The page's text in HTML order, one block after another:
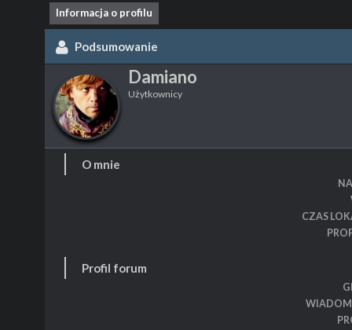
Informacja o profilu
Podsumowanie
Damiano
Użytkownicy
O mnie
CZAS
Profil forum